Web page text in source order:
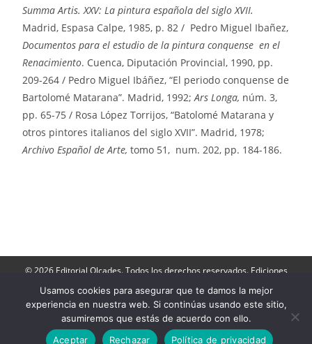
Summa Artis. XXV: La pintura española del siglo XVII.
Madrid, Espasa Calpe, 1985, p. 82 / Pedro Miguel Ibañez,
Documentos para el estudio de la pintura conquense en el
Renacimiento. Cuenca, Diputación Provincial, 1990, pp.
209-264 / Pedro Miguel Ibáñez, “El periodo conquense de
Bartolomé Matarana”. Madrid, 1992;Ars Longa, núm. 3,
pp. 65-75 / Rosa López Torrijos, “Batolomé Matarana y
otros pintores italianos del siglo XVII”. Madrid, 1978;
Archivo Español de Arte,tomo 51, num. 202, pp. 184-186.
© 2026 Editorial Olcades. Todos los derechos reservados. Ediciones
264.
Director: José Luis Muñoz |Contactar|Aviso Legal|Política de
Privacidad | Politica de cookies Acceder a Ediciones Olcades
Usamos cookies para asegurar que te damos la mejor
experiencia en nuestra web. Si continúas usando este sitio,
asumiremos que estás de acuerdo con ello.
Aceptar
Rechazar Política de privacidad